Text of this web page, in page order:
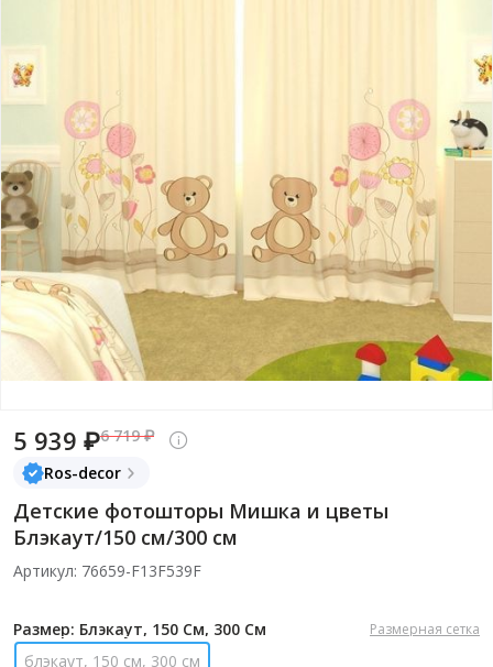
5 939 ₽6 719 ₽
Ros-decor
Детские фотошторы Мишка и цветы
Блэкаут/150 см/300 см
Артикул: 76659-F13F539F
Размер: Блэкаут, 150 См, 300 См Размерная сетка
блэкаут, 150 см, 300 см